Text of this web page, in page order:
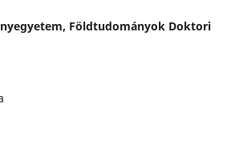
Földtudományok Doktori